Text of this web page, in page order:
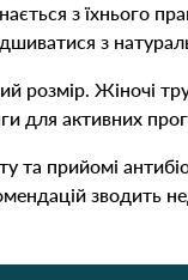
з їхнього
з
розмір. Жіночі
для активних
та прийомі
зводить